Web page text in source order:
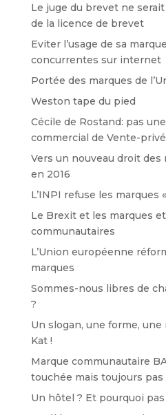
Le juge du brevet ne
de la licence de brevet
Eviter l’usage de sa
concurrentes sur internet
Portée des marques de
Weston tape du pied
Cécile de Rostand: pas
commercial de Vente-
Vers un nouveau droit des
en 2016
L’INPI refuse les marques
Le Brexit et les marques
communautaires
L’Union européenne
marques
Sommes-nous libres de
?
Un slogan, une forme,
Kat !
Marque communautaire
touchée mais toujours pas
Un hôtel ? Et pourquoi